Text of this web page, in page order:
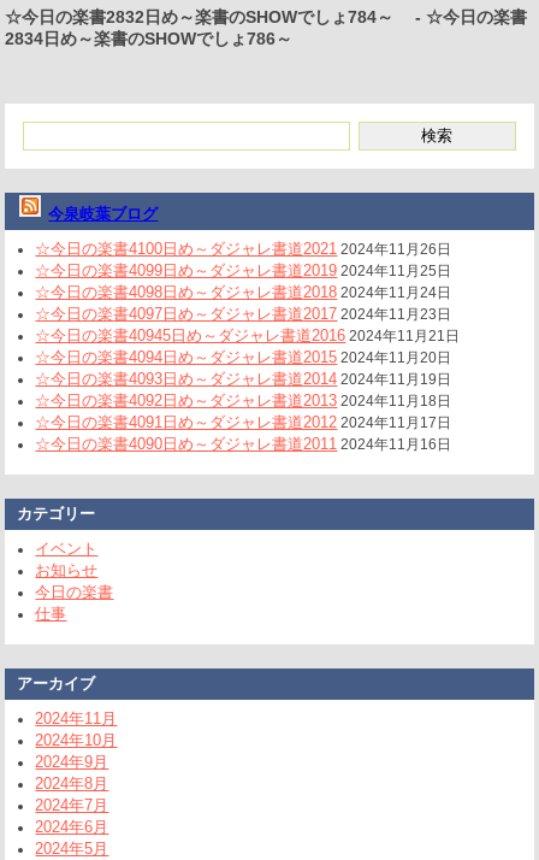
☆今日の楽書2832日め～楽書のSHOWでしょ784～ -☆今日の楽書
2834日め～楽書のSHOWでしょ786～
今泉岐葉ブログ
☆今日の楽書4100日め～ダジャレ書道2021 2024年11月26日
☆今日の楽書4099日め～ダジャレ書道2019 2024年11月25日
☆今日の楽書4098日め～ダジャレ書道2018 2024年11月24日
☆今日の楽書4097日め～ダジャレ書道2017 2024年11月23日
☆今日の楽書40945日め～ダジャレ書道2016 2024年11月21日
☆今日の楽書4094日め～ダジャレ書道2015 2024年11月20日
☆今日の楽書4093日め～ダジャレ書道2014 2024年11月19日
☆今日の楽書4092日め～ダジャレ書道2013 2024年11月18日
☆今日の楽書4091日め～ダジャレ書道2012 2024年11月17日
☆今日の楽書4090日め～ダジャレ書道2011 2024年11月16日
カテゴリー
イベント
お知らせ
今日の楽書
仕事
アーカイブ
2024年11月
2024年10月
2024年9月
2024年8月
2024年7月
2024年6月
2024年5月